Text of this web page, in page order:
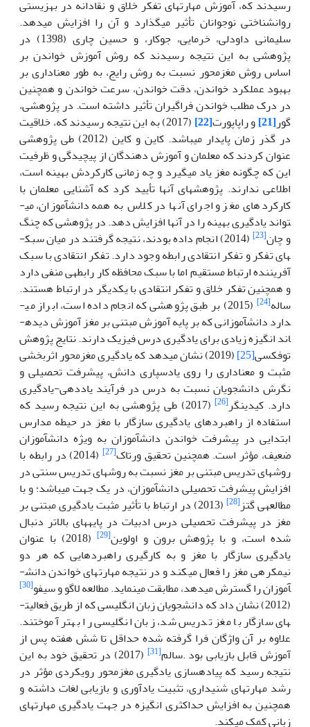
رسیدند که، آموزش مهارت­های تفکر خلاق و نقادانه در بهزیستی
روان­شناختی نوجوانان تأثیر می­گذارد و آن را افزایش می­دهد.
سلیمانی داودلی، خرمایی، جوکار، و حسین چاری (1398) در
پژوهشی به این نتیجه رسیدند که روش آموزش خواندن بر
اساس روش مغزمحور نسبت به روش رایج، به طور معناداری بر
بهبود عملکرد خواندن، دقت خواندن، سرعت خواندن و همچنین
در درک مطلب خواندن فراگیران تأثیر داشته است. در پژوهشی،
گور[21] و راپاپورت[22]
(2017) به این نتیجه رسیدند که، خلاقیت
در گذر زمان پایدار می­باشد. کاین و کاین (2012) طی پژوهشی
عنوان کردند که معلمان و آموزش دهندگان از پیچیدگی و ظرفیت
این که چگونه مغز یاد می­گیرد و چه زمانی کارکردش بهینه است،
اطلاعی ندارند. پژوهش­های آن­ها تأیید کرد که آشنایی معلمان با
کارکرد­های مغز و اجرای آن­ها در کلاس به همه دانش­آموزان، می­
تواند یادگیری بهینه را در آن­ها افزایش دهد. در پژوهشی که چنگ
و چان[23]
(2014) انجام داده بودند، نتیجه گرفتند در میان سبک­
های تفکر و تفکر انتقادی رابطه وجود دارد. تفکر انتقادی با سبک
آفریننده ارتباط مستقیم اما با سبک محافظه کار رابطه­ی منفی دارد
و همچنین تفکر خلاق و تفکر انتقادی با یکدیگر در ارتباط هستند.
ساله[24]
(2015) بر طبق پژوهشی که انجام داده است، ابراز می­
دارد دانش­آموزانی که بر پایه آموزش مبتنی بر مغز آموزش دیده­
اند انگیزه زیادی برای یادگیری درس فیزیک دارند. نتایج پژوهش
توفکسی[25]
(2019) نشان می­دهد که یادگیری مغزمحور اثربخشی
مثبت و معناداری را روی یادسپاری دانش، پیشرفت تحصیلی و
نگرش دانشجویان نسبت به درس در فرآیند یاددهی­-یادگیری
دارد. کیدینگر[26]
(2017) طی پژوهشی به این نتیجه رسید که
استفاده از راهبرد­های یادگیری سازگار با مغز در حیطه مدارس
ابتدایی در پیشرفت خواندن دانش­آموزان به ویژه دانش­آموزان
ضعیف، مؤثر است. همچنین تحقیق ورتاک[27]
(2014) در رابطه با
روش­های تدریس مبتنی بر مغز نسبت به روش­های تدریس سنتی در
افزایش پیشرفت تحصیلی دانش­آموزان، در یک جهت می­باشد؛ و با
مطالعه­ی گتز[28]
(2013) در ارتباط با تأثیر مثبت یادگیری مبتنی بر
مغز در پیشرفت تحصیلی درس ادبیات در پایه­های بالاتر دنبال
شده است، و با پژوهش برون و اولوین[29]
(2018) با عنوان
یادگیری سازگار با مغز و به کارگیری راهبرد­هایی که هر دو
نیمکره­ی مغز را فعال می­کند و در نتیجه مهارت­های خواندن دانش­
آموزان را گسترش می­دهد، مطابقت می­نماید. مطالعه لاگو و سیفو[30]
(2012) نشان داد که دانشجویان زبان انگلیسی که از طریق فعالیت­
های سازگار با مغز تدریس شد، زبان انگلیسی را بهتر آموختند.
علاوه بر آن واژگان فرا­ گرفته شده حداقل تا شش هفته پس از
آموزش قابل بازیابی بود .سالم[31]
(2017) در تحقیق خود به این
نتیجه رسید که پیاده­سازی یادگیری مغز­محور رویکردی مؤثر در
رشد مهارت­های شنیداری، تثبیت یادآوری و بازیابی لغات داشته و
همچنین به افزایش حداکثری انگیزه در جهت یادگیری مهارت­های
زبانی کمک می­کند.